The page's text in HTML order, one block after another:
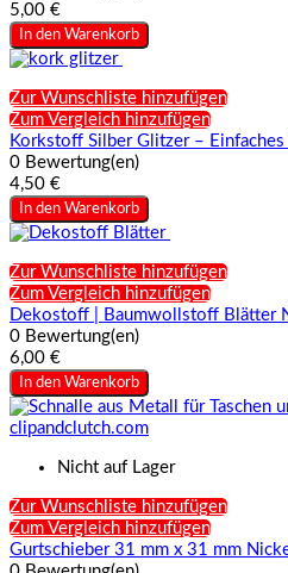
5,00 €
In den Warenkorb
Zur Wunschliste hinzufügen
Zum Vergleich hinzufügen
Korkstoff Silber Glitzer – Einfaches
0 Bewertung(en)
4,50 €
In den Warenkorb
Zur Wunschliste hinzufügen
Zum Vergleich hinzufügen
Dekostoff | Baumwollstoff Blätter
0 Bewertung(en)
6,00 €
In den Warenkorb
Nicht auf Lager
Zur Wunschliste hinzufügen
Zum Vergleich hinzufügen
Gurtschieber 31 mm x 31 mm